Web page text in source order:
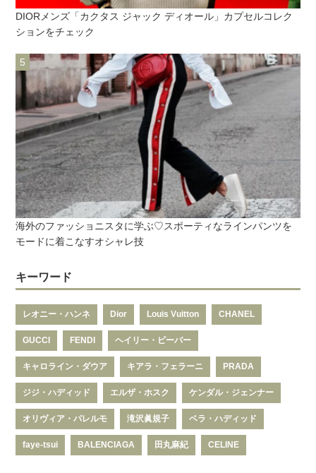
DIORメンズ「カクタス ジャック ディオール」カプセルコレク
ションをチェック
海外のファッショニスタに学ぶ♡スポーティなラインパンツを
モードに着こなすオシャレ技
キーワード
レオニー・ハンネ Dior Louis Vuitton CHANEL
GUCCI FENDI ヘイリー・ビーバー
キャロライン・ダウア キアラ・フェラーニ PRADA
ジジ・ハディッド エルザ・ホスク ケンダル・ジェンナー
オリヴィア・パレルモ 滝沢眞規子 ベラ・ハディッド
faye-tsui BALENCIAGA 田丸麻紀 CELINE